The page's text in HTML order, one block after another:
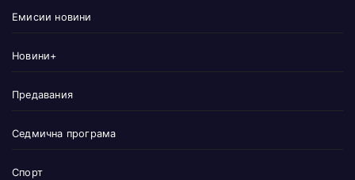
Емисии новини
Новини+
Предавания
Седмична програма
Спорт